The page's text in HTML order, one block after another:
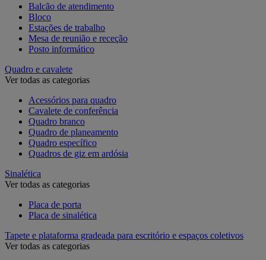
Balcão de atendimento
Bloco
Estações de trabalho
Mesa de reunião e receção
Posto informático
Quadro e cavalete
Ver todas as categorias
Acessórios para quadro
Cavalete de conferência
Quadro branco
Quadro de planeamento
Quadro específico
Quadros de giz em ardósia
Sinalética
Ver todas as categorias
Placa de porta
Placa de sinalética
Tapete e plataforma gradeada para escritório e espaços coletivos
Ver todas as categorias